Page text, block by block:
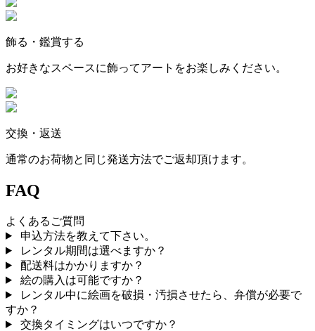
飾る・鑑賞する
お好きなスペースに飾ってアートをお楽しみください。
交換・返送
通常のお荷物と同じ発送方法でご返却頂けます。
FAQ
よくあるご質問
申込方法を教えて下さい。
レンタル期間は選べますか？
配送料はかかりますか？
絵の購入は可能ですか？
レンタル中に絵画を破損・汚損させたら、弁償が必要で
すか？
交換タイミングはいつですか？